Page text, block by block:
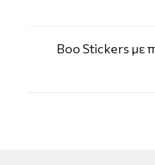
Boo Stickers με